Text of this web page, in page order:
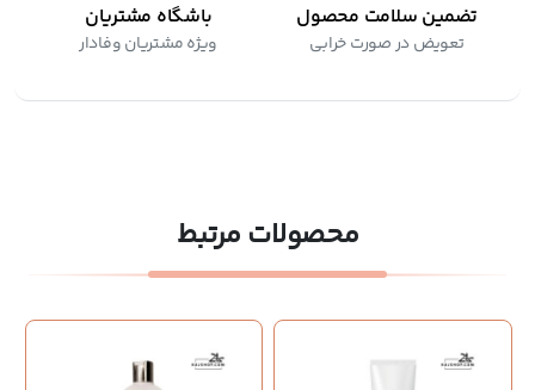
تضمین سلامت محصول
تعویض در صورت خرابی
باشگاه مشتریان
ویژه مشتریان وفادار
محصولات مرتبط